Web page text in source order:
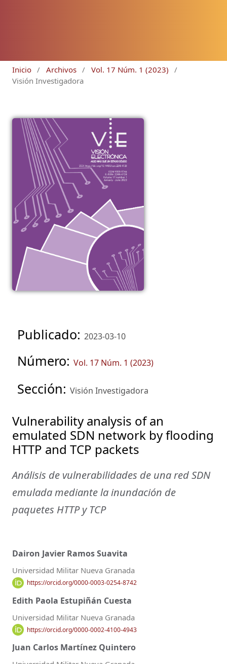
Inicio / Archivos / Vol. 17 Núm. 1 (2023)
/
Visión Investigadora
Publicado: 2023-03-10
Número: Vol. 17 Núm. 1 (2023)
Sección: Visión Investigadora
Vulnerability analysis of an
emulated SDN network by flooding
HTTP and TCP packets
Análisis de vulnerabilidades de una red SDN
emulada mediante la inundación de
paquetes HTTP y TCP
Dairon Javier Ramos Suavita
Universidad Militar Nueva Granada
https://orcid.org/0000-0003-0254-8742
Edith Paola Estupiñán Cuesta
Universidad Militar Nueva Granada
https://orcid.org/0000-0002-4100-4943
Juan Carlos Martínez Quintero